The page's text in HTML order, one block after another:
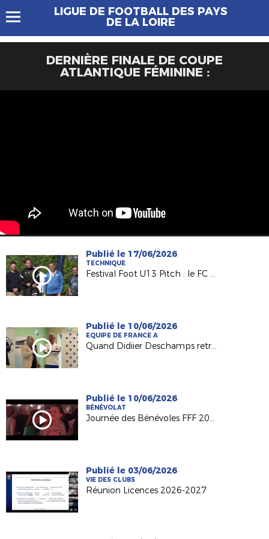
LIGUE DE FOOTBALL DES PAYS
DE LA LOIRE
DERNIÈRE FINALE DE COUPE
ATLANTIQUE FÉMININE :
Publié le 17/06/2026
TECHNIQUE
Festival Foot U13 Pitch : le FC Chalonnes Chaudefonds club support à l'organisation
Publié le 10/06/2026
EQUIPE DE FRANCE A
Quand Didiier Deschamps retrouve ses racines nantaises...
Publié le 10/06/2026
BÉNÉVOLAT
Journée des Bénévoles FFF 2026
Publié le 03/06/2026
VIE DES CLUBS
Réunion Licences 2026-2027